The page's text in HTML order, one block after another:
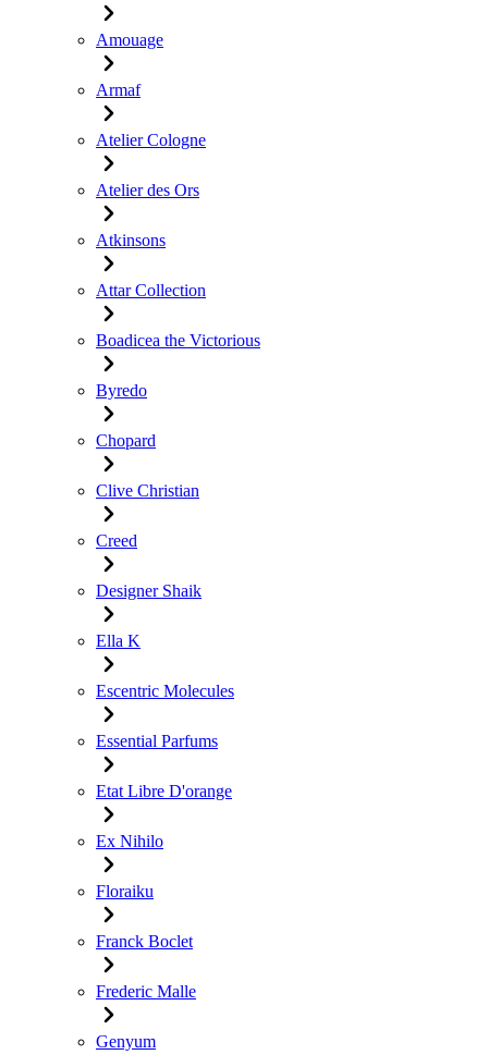
Amouage
Armaf
Atelier Cologne
Atelier des Ors
Atkinsons
Attar Collection
Boadicea the Victorious
Byredo
Chopard
Clive Christian
Creed
Designer Shaik
Ella K
Escentric Molecules
Essential Parfums
Etat Libre D'orange
Ex Nihilo
Floraiku
Franck Boclet
Frederic Malle
Genyum